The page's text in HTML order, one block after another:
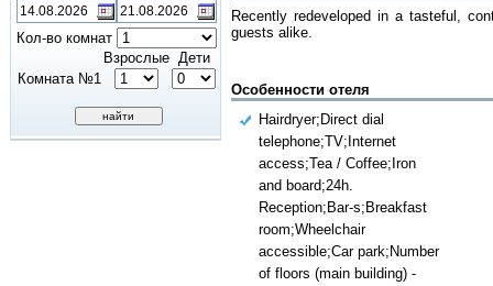
Кол-во комнат
Взрослые Дети
Комната №1
Recently redeveloped in a tasteful,
guests alike.
Особенности отеля
Hairdryer;Direct dial
telephone;TV;Internet
access;Tea / Coffee;Iron
and board;24h.
Reception;Bar-s;Breakfast
room;Wheelchair
accessible;Car park;Number
of floors (main building) -